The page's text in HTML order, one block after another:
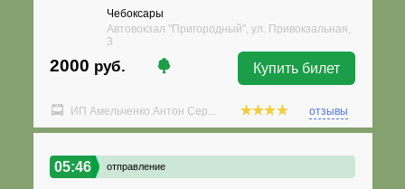
Чебоксары
Автовокзал "Пригородный", ул. Привокзальная,
3
2000 руб. Купить билет
ИП Амельченко Антон Сер... отзывы
05:46 отправление